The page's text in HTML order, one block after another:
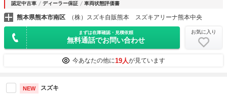
認定中古車 ディーラー保証 車両状態評価書
熊本県熊本市南区 （株）スズキ自販熊本 スズキアリーナ熊本中央
まずは在庫確認・見積依頼
無料通話でお問い合わせ
お気に入り
今あなたの他に19人が見ています
NEW スズキ